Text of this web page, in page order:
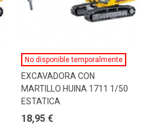
No disponible temporalmente
EXCAVADORA CON
MARTILLO HUINA 1711 1/50
ESTATICA
18,95 €